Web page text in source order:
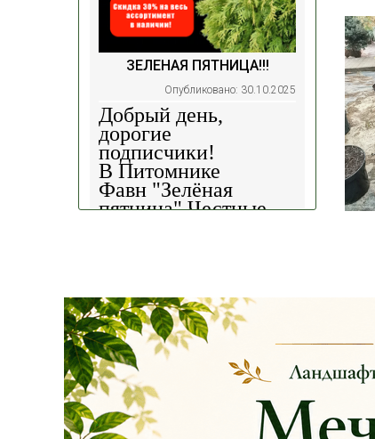
ЗЕЛЕНАЯ ПЯТНИЦА!!!
Опубликовано: 30.10.2025
Добрый день,
дорогие
подписчики!
В Питомнике
Фавн "Зелёная
пятница".Честные
Сроки проведения
акции: с29.10 2025 -
04.11.2025
!!! Цены
на сайте и на
площадке указаны
БЕЗ учёта скидки !!!